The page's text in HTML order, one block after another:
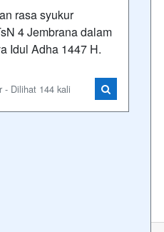
rasa syukur
4 Jembrana dalam
Idul Adha 1447 H.
- Dilihat 144 kali